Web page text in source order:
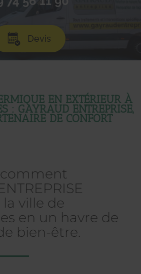
Devis
EN EXTÉRIEUR À
: GAYRAUD ENTREPRISE,
DE CONFORT
ville de
en un havre de
bien-être.